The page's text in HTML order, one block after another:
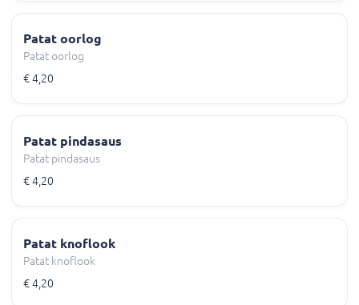
Patat oorlog
Patat oorlog
€ 4,20
Patat pindasaus
Patat pindasaus
€ 4,20
Patat knoflook
Patat knoflook
€ 4,20